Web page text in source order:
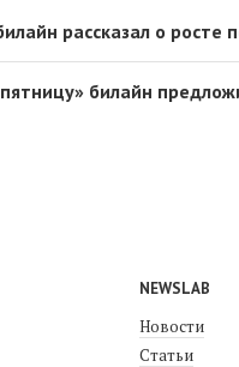
рассказал о росте
билайн
NEWSLAB
Новости
Статьи